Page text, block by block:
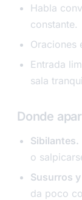
Habla
constante.
Oraciones
Entrada
sala
Donde
Sibilantes.
o
Susurros
da poco